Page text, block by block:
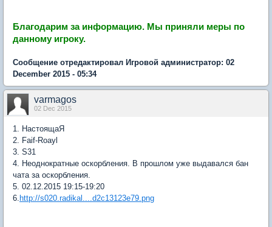
Благодарим за информацию. Мы приняли меры по
данному игроку.
Сообщение отредактировал Игровой администратор: 02
December 2015 - 05:34
varmagos
02 Dec 2015
1. НастоящаЯ
2. Faif-Roayl
3. S31
4. Неоднократные оскорбления. В прошлом уже выдавался бан
чата за оскорбления.
5. 02.12.2015 19:15-19:20
6. http://s020.radikal....d2c13123e79.png